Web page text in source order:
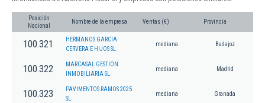
Posición
Nacional
Nombre de la empresa Ventas (€) Provincia
100.321
HERMANOS GARCIA
CERVERA E HIJOS SL
mediana Badajoz
100.322
MARCASAL GESTION
INMOBILIARIA SL
mediana Madrid
100.323
PAVIMENTOS RAMOS 2025
SL
mediana Granada